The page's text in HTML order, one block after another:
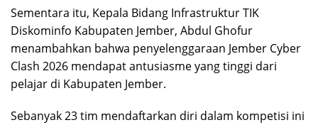
Sementara itu, Kepala Bidang Infrastruktur TIK
Diskominfo Kabupaten Jember, Abdul Ghofur
menambahkan bahwa penyelenggaraan Jember Cyber
Clash 2026 mendapat antusiasme yang tinggi dari
pelajar di Kabupaten Jember.
Sebanyak 23 tim mendaftarkan diri dalam kompetisi ini